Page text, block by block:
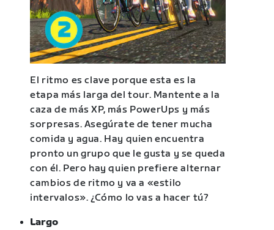
El ritmo es clave porque esta es la
etapa más larga del tour. Mantente a la
caza de más XP, más PowerUps y más
sorpresas. Asegúrate de tener mucha
comida y agua. Hay quien encuentra
pronto un grupo que le gusta y se queda
con él. Pero hay quien prefiere alternar
cambios de ritmo y va a «estilo
intervalos». ¿Cómo lo vas a hacer tú?
Largo